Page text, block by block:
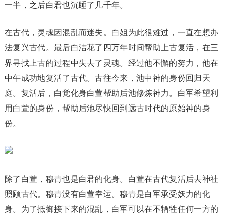
一半，之后白君也沉睡了几千年。
在古代，灵魂因混乱而迷失。白姐为此很难过，一直在想办
法复兴古代。最后白洁花了四万年时间帮助上古复活，在三
界寻找上古的过程中失去了灵魂。经过他不懈的努力，他在
中午成功地复活了古代。古往今来，池中神的身份回归天
庭。复活后，白觉化身白萱帮助后池修炼神力。白军希望利
用白萱的身份，帮助后池尽快回到远古时代的原始神的身
份。
除了白萱，穆青也是白君的化身。白萱在古代复活后去神社
照顾古代。穆青没有白萱幸运。穆青是白军承受妖力的化
身。为了抵御接下来的混乱，白军可以在不牺牲任何一方的